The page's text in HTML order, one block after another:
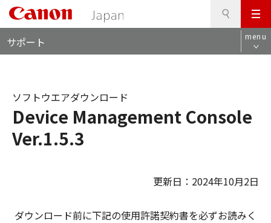
メ
ニ
ュ
サポート menu
Device Management Console
Ver.1.5.3
ソフトウエアダウンロード
更新日：2024年10月2日
ダウンロード前に下記の使用許諾契約書を必ずお読みく